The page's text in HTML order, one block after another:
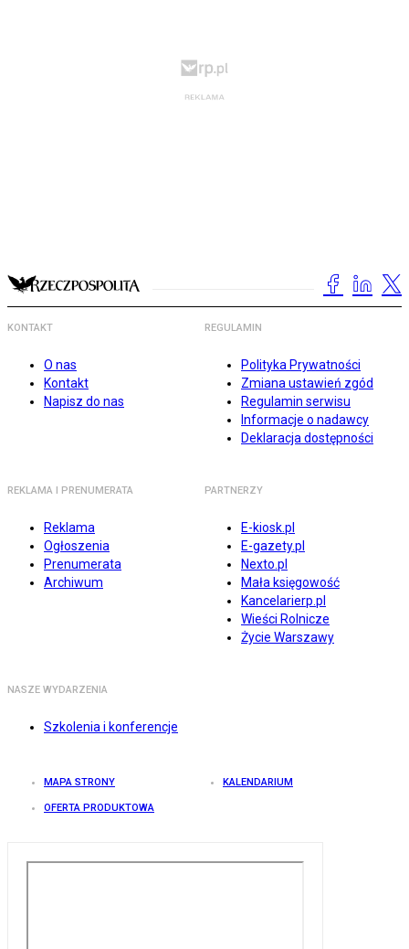
KONTAKT
O nas
Kontakt
Napisz do nas
REGULAMIN
Polityka Prywatności
Zmiana ustawień zgód
Regulamin serwisu
Informacje o nadawcy
Deklaracja dostępności
REKLAMA I PRENUMERATA
Reklama
Ogłoszenia
Prenumerata
Archiwum
PARTNERZY
E-kiosk.pl
E-gazety.pl
Nexto.pl
Mała księgowość
Kancelarierp.pl
Wieści Rolnicze
Życie Warszawy
NASZE WYDARZENIA
Szkolenia i konferencje
MAPA STRONY KALENDARIUM
OFERTA PRODUKTOWA